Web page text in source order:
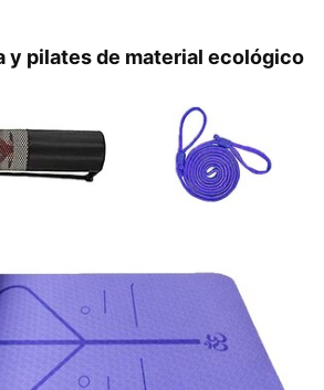
y pilates de material ecológico